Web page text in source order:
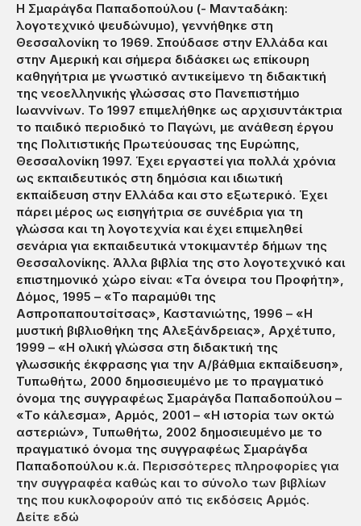
Η Σμαράγδα Παπαδοπούλου (- Μανταδάκη:
λογοτεχνικό ψευδώνυμο), γεννήθηκε στη
Θεσσαλονίκη το 1969. Σπούδασε στην Ελλάδα και
στην Αμερική και σήμερα διδάσκει ως επίκουρη
καθηγήτρια με γνωστικό αντικείμενο τη διδακτική
της νεοελληνικής γλώσσας στο Πανεπιστήμιο
Ιωαννίνων. Το 1997 επιμελήθηκε ως αρχισυντάκτρια
το παιδικό περιοδικό το Παγώνι, με ανάθεση έργου
της Πολιτιστικής Πρωτεύουσας της Ευρώπης,
Θεσσαλονίκη 1997. Έχει εργαστεί για πολλά χρόνια
ως εκπαιδευτικός στη δημόσια και ιδιωτική
εκπαίδευση στην Ελλάδα και στο εξωτερικό. Έχει
πάρει μέρος ως εισηγήτρια σε συνέδρια για τη
γλώσσα και τη λογοτεχνία και έχει επιμεληθεί
σενάρια για εκπαιδευτικά ντοκιμαντέρ δήμων της
Θεσσαλονίκης. Άλλα βιβλία της στο λογοτεχνικό και
επιστημονικό χώρο είναι: «Τα όνειρα του Προφήτη»,
Δόμος, 1995 – «Το παραμύθι της
Ασπροπαπουτσίτσας», Καστανιώτης, 1996 – «Η
μυστική βιβλιοθήκη της Αλεξάνδρειας», Αρχέτυπο,
1999 – «Η ολική γλώσσα στη διδακτική της
γλωσσικής έκφρασης για την Α/βάθμια εκπαίδευση»,
Τυπωθήτω, 2000 δημοσιευμένο με το πραγματικό
όνομα της συγγραφέως Σμαράγδα Παπαδοπούλου –
«Το κάλεσμα», Αρμός, 2001 – «Η ιστορία των οκτώ
αστεριών», Τυπωθήτω, 2002 δημοσιευμένο με το
πραγματικό όνομα της συγγραφέως Σμαράγδα
Παπαδοπούλου κ.ά. Περισσότερες πληροφορίες για
την συγγραφέα καθώς και το σύνολο των βιβλίων
της που κυκλοφορούν από τις εκδόσεις Αρμός.
Δείτε εδώ